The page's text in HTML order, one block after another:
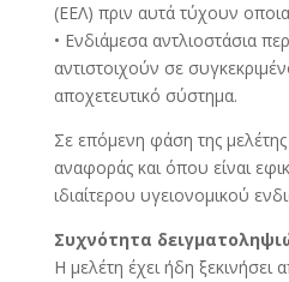
(ΕΕΛ) πριν αυτά τύχουν
• Ενδιάμεσα αντλιοστάσια
αντιστοιχούν σε
αποχετευτικό σύστημα.
Σε επόμενη φάση της
αναφοράς και όπου είναι
ιδιαίτερου υγειονομικού
Συχνότητα
Η μελέτη έχει ήδη